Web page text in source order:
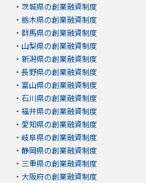
・ 茨城県の創業融資制度
・ 栃木県の創業融資制度
・ 群馬県の創業融資制度
・ 山梨県の創業融資制度
・ 新潟県の創業融資制度
・ 長野県の創業融資制度
・ 富山県の創業融資制度
・ 石川県の創業融資制度
・ 福井県の創業融資制度
・ 愛知県の創業融資制度
・ 岐阜県の創業融資制度
・ 静岡県の創業融資制度
・ 三重県の創業融資制度
・ 大阪府の創業融資制度